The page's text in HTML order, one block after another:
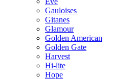
Gauloises
Gitanes
Glamour
Golden American
Golden Gate
Harvest
Hi-lite
Hope